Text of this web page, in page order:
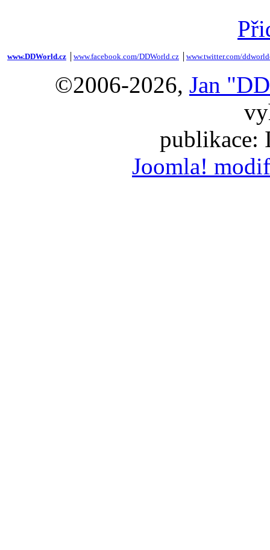
www.DDWorld.cz www.facebook.com/DDWorld.cz www.twitter.com/
©2006-2026, Jan
publikace:
Joomla!